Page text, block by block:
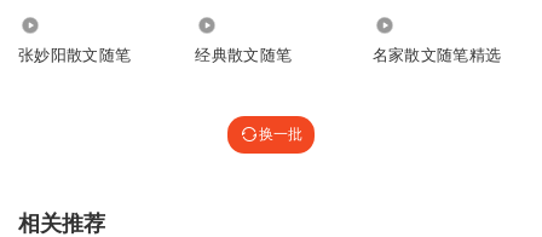
张妙阳散文随笔 经典散文随笔 名家散文随笔精选
换一批
相关推荐